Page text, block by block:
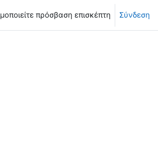
πρόσβαση επισκέπτη Σύνδεση